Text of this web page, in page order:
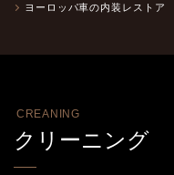
ヨーロッパ車の内装レストア
CREANING
クリーニング